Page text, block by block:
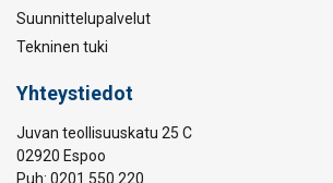
Suunnittelupalvelut
Tekninen tuki
Yhteystiedot
Juvan teollisuuskatu 25 C
02920 Espoo
Puh: 0201 550 220